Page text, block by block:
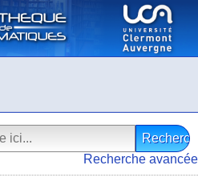
Recherche avancée